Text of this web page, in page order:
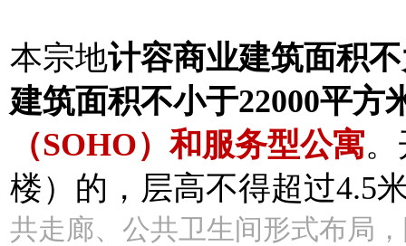
本宗地计容商业建筑面积
建筑面积不小于22000平方
（SOHO）和服务型公寓
楼）的，层高不得超过4.5
共走廊、公共卫生间形式布局